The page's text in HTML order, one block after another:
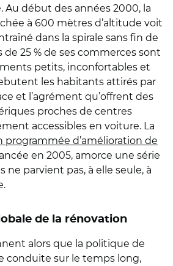
Au début des années 2000, la
à 600 mètres d’altitude voit
dans la spirale sans fin de
de 25 % de ses commerces sont
petits, inconfortables et
les habitants attirés par
et l’agrément qu’offrent des
proches de centres
accessibles en voiture. La
programmée d’amélioration de
en 2005, amorce une série
ne parvient pas, à elle seule, à
de la rénovation
alors que la politique de
conduite sur le temps long,